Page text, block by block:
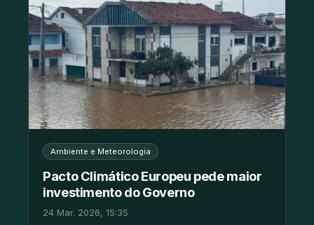
Ambiente e Meteorologia
Pacto Climático Europeu pede maior
investimento do Governo
24 Mar. 2026, 15:35